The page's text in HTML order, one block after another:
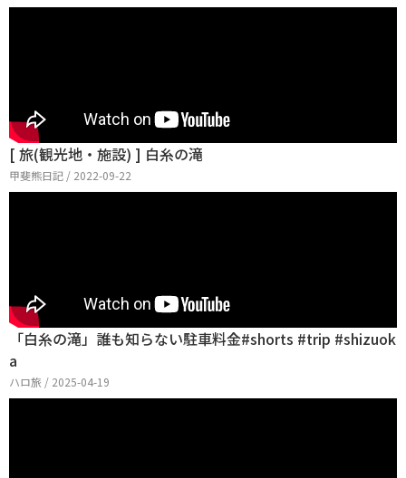
[ 旅(観光地・施設) ] 白糸の滝
甲斐熊日記 / 2022-09-22
「白糸の滝」誰も知らない駐車料金#shorts #trip #shizuok
a
ハロ旅 / 2025-04-19